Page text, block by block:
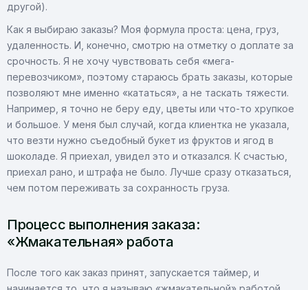
другой).
Как я выбираю заказы? Моя формула проста: цена, груз,
удаленность. И, конечно, смотрю на отметку о доплате за
срочность. Я не хочу чувствовать себя «мега-
перевозчиком», поэтому стараюсь брать заказы, которые
позволяют мне именно «кататься», а не таскать тяжести.
Например, я точно не беру еду, цветы или что-то хрупкое
и большое. У меня был случай, когда клиентка не указала,
что везти нужно съедобный букет из фруктов и ягод в
шоколаде. Я приехал, увидел это и отказался. К счастью,
приехал рано, и штрафа не было. Лучше сразу отказаться,
чем потом переживать за сохранность груза.
Процесс выполнения заказа:
«Жмакательная» работа
После того как заказ принят, запускается таймер, и